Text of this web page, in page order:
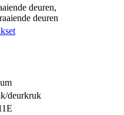
deuren,
deuren
deurkruk